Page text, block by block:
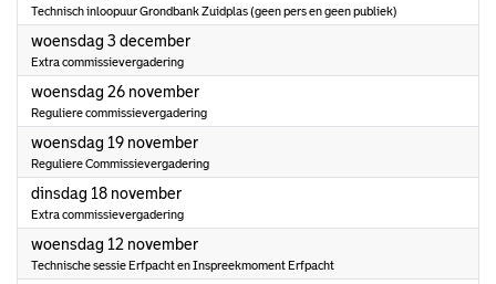
Technisch inloopuur Grondbank Zuidplas (geen pers en geen publiek)
woensdag 3 december2025
Extra commissievergadering
woensdag 26 november2025
Reguliere commissievergadering
woensdag 19 november2025
Reguliere Commissievergadering
dinsdag 18 november2025
Extra commissievergadering
woensdag 12 november2025
Technische sessie Erfpacht en Inspreekmoment Erfpacht